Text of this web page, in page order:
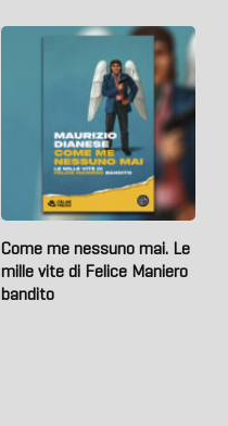
Come me nessuno mai. Le
mille vite di Felice Maniero
bandito